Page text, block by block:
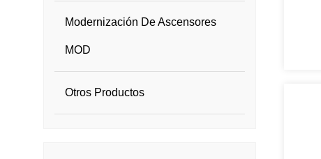
Modernización De Ascensores
MOD
Otros Productos